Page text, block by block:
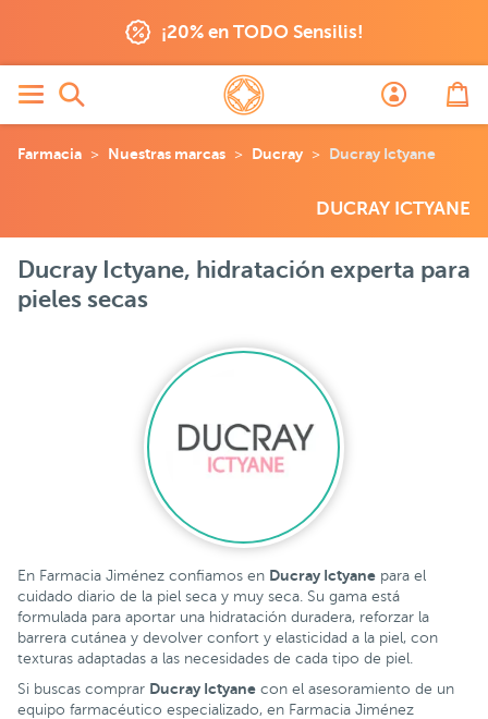
¡20% en TODO Sensilis!
Farmacia Nuestras marcas Ducray Ducray Ictyane
DUCRAY ICTYANE
Ducray Ictyane, hidratación experta para
pieles secas
En Farmacia Jiménez confiamos en Ducray Ictyane para el
cuidado diario de la piel seca y muy seca. Su gama está
formulada para aportar una hidratación duradera, reforzar la
barrera cutánea y devolver confort y elasticidad a la piel, con
texturas adaptadas a las necesidades de cada tipo de piel.
Si buscas comprar Ducray Ictyane con el asesoramiento de un
equipo farmacéutico especializado, en Farmacia Jiménez